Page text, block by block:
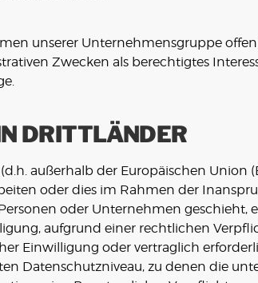
unserer Unternehmensgruppe
Zwecken als berechtigtes
DRITTLÄNDER
außerhalb der Europäischen Union
oder dies im Rahmen der
oder Unternehmen geschieht,
aufgrund einer rechtlichen
Einwilligung oder vertraglich
Datenschutzniveau, zu denen die